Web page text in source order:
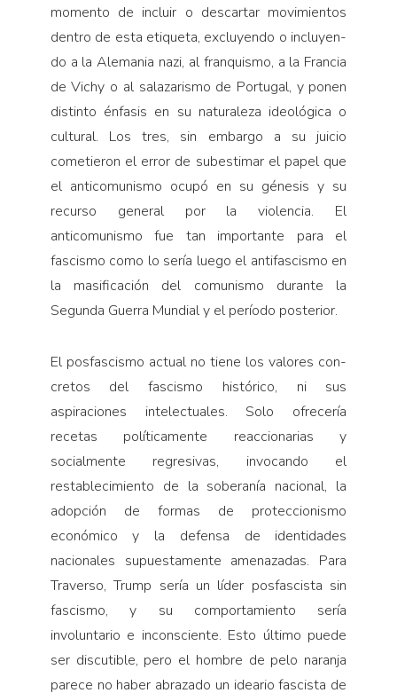
momento de incluir o descartar movimientos
dentro de esta etiqueta, excluyendo o incluyen­
do a la Alemania nazi, al franquismo, a la Francia
de Vichy o al salazarismo de Portugal, y ponen
dis­tinto énfasis en su natura­leza ideológica o
cultural. Los tres, sin embargo a su juicio
cometieron el error de subestimar el papel que
el anticomunismo ocupó en su génesis y su
recurso general por la violencia. El
anticomunismo fue tan importante para el
fascismo como lo sería luego el antifascismo en
la masificación del comunismo durante la
Segunda Guerra Mundial y el período posterior.
El posfascismo actual no tiene los valores con­
cretos del fascismo histórico, ni sus
aspiraciones intelectuales. Solo ofrecería
recetas políticamente reaccionarias y
socialmente regresivas, invocando el
restablecimiento de la soberanía nacional, la
adopción de formas de proteccionismo
económico y la defensa de identidades
nacionales supuestamente amenazadas. Para
Traverso, Trump sería un líder posfascista sin
fascismo, y su comportamiento sería
involuntario e inconsciente. Esto último puede
ser discutible, pero el hombre de pelo naranja
parece no haber abrazado un ideario fascista de